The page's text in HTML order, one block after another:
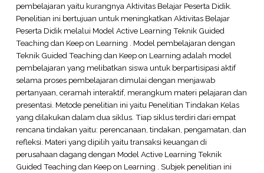
pembelajaran yaitu kurangnya Aktivitas Belajar Peserta Didik.
Penelitian ini bertujuan untuk meningkatkan Aktivitas Belajar
Peserta Didik melalui Model Active Learning Teknik Guided
Teaching dan Keep on Learning . Model pembelajaran dengan
Teknik Guided Teaching dan Keep on Learning adalah model
pembelajaran yang melibatkan siswa untuk berpartisipasi aktif
selama proses pembelajaran dimulai dengan menjawab
pertanyaan, ceramah interaktif, merangkum materi pelajaran dan
presentasi. Metode penelitian ini yaitu Penelitian Tindakan Kelas
yang dilakukan dalam dua siklus. Tiap siklus terdiri dari empat
rencana tindakan yaitu: perencanaan, tindakan, pengamatan, dan
refleksi. Materi yang dipilih yaitu transaksi keuangan di
perusahaan dagang dengan Model Active Learning Teknik
Guided Teaching dan Keep on Learning . Subjek penelitian ini